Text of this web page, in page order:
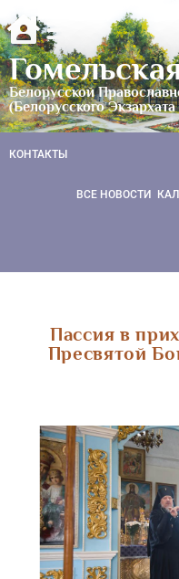
Белорусской
(Белорусского
КОНТАКТЫ
ВСЕ НОВОСТИ
Пассия в
Пресвятой